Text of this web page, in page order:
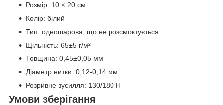
Розмір: 10 × 20 см
Колір: білий
Тип: одношарова, що не розсмоктується
Щільність: 65±5 г/м²
Товщина: 0,45±0,05 мм
Діаметр нитки: 0,12-0,14 мм
Розривне зусилля: 130/180 Н
Умови зберігання